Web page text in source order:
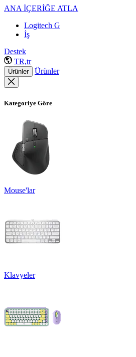
ANA İÇERİĞE ATLA
Logitech G
İş
Destek
TR,tr
Ürünler Ürünler
Kategoriye Göre
Mouse'lar
Klavyeler